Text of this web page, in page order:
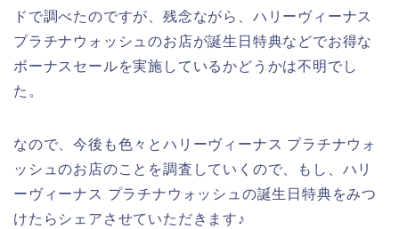
ドで調べたのですが、残念ながら、ハリーヴィーナス
プラチナウォッシュのお店が誕生日特典などでお得な
ボーナスセールを実施しているかどうかは不明でし
た。
なので、今後も色々とハリーヴィーナス プラチナウォ
ッシュのお店のことを調査していくので、もし、ハリ
ーヴィーナス プラチナウォッシュの誕生日特典をみつ
けたらシェアさせていただきます♪